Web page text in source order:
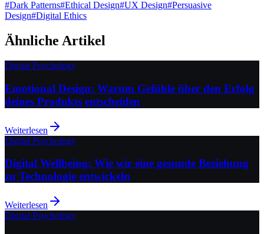
#Dark Patterns#Ethical Design#UX Design#Persuasive
Design#Digital Ethics
Ähnliche Artikel
Digital Psychology
Emotional Design: Warum Gefühle über den Erfolg
deines Produkts entscheiden
Weiterlesen
Digital Psychology
Digital Wellbeing: Wie wir eine gesunde Beziehung
zu Technologie entwickeln
Weiterlesen
Digital Psychology